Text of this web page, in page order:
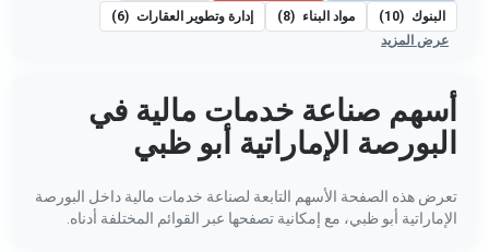
البنوك (10) مواد البناء (8) إدارة وتطوير العقارات (6)
عرض المزيد
أسهم صناعة خدمات مالية في
البورصة الإماراتية أبو ظبي
تعرض هذه الصفحة الأسهم التابعة لصناعة خدمات مالية داخل البورصة
الإماراتية أبو ظبي، مع إمكانية تصفحها عبر القوائم المختلفة أدناه.